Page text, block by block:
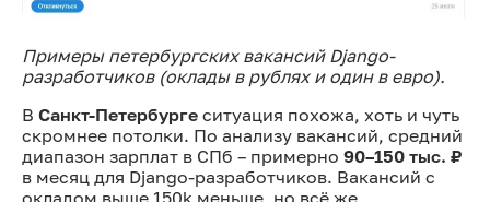
Примеры петербургских вакансий Django-
разработчиков (оклады в рублях и один в евро).
В Санкт-Петербурге ситуация похожа, хоть и чуть
скромнее потолки. По анализу вакансий, средний
диапазон зарплат в СПб – примерно 90–150 тыс. ₽
в месяц для Django-разработчиков. Вакансий с